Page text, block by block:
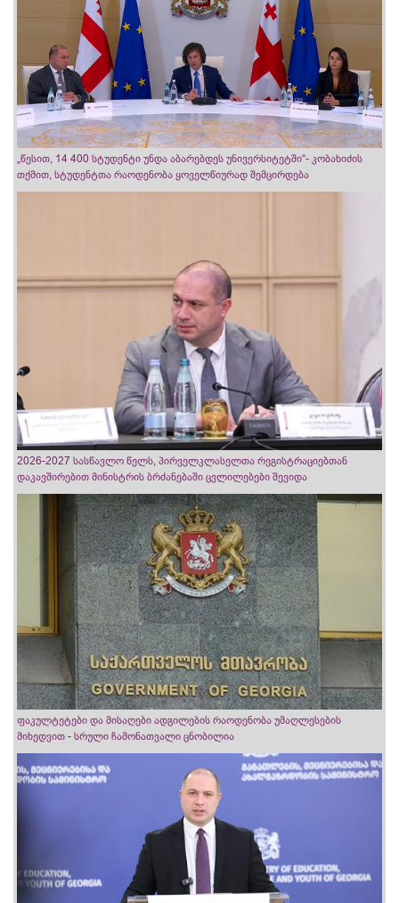
„წესით, 14 400 სტუდენტი უნდა აბარებდეს უნივერსიტეტში“- კობახიძის
თქმით, სტუდენტთა რაოდენობა ყოველწიურად შემცირდება
2026-2027 სასწავლო წელს, პირველკლასელთა რეგისტრაციებთან
დაკავშირებით მინისტრის ბრძანებაში ცვლილებები შევიდა
ფაკულტეტები და მისაღები ადგილების რაოდენობა უმაღლესების
მიხედვით - სრული ჩამონათვალი ცნობილია